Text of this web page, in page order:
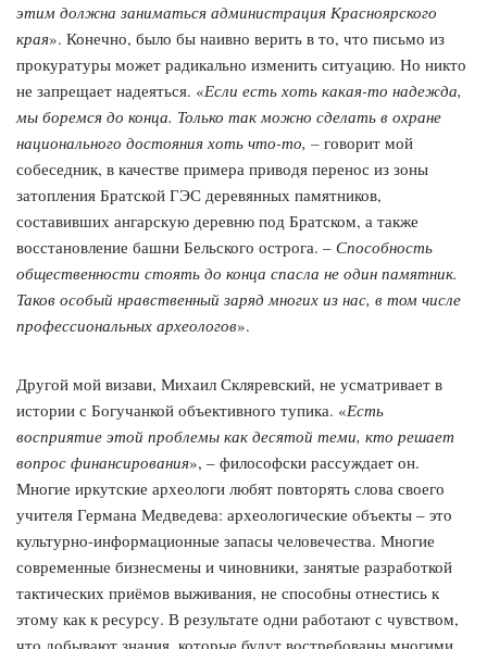
этим должна заниматься администрация Красноярского
края». Конечно, было бы наивно верить в то, что письмо из
прокуратуры может радикально изменить ситуацию. Но никто
не запрещает надеяться. «Если есть хоть какая-то надежда,
мы боремся до конца. Только так можно сделать в охране
национального достояния хоть что-то, – говорит мой
собеседник, в качестве примера приводя перенос из зоны
затопления Братской ГЭС деревянных памятников,
составивших ангарскую деревню под Братском, а также
восстановление башни Бельского острога. – Способность
общественности стоять до конца спасла не один памятник.
Таков особый нравственный заряд многих из нас, в том числе
профессиональных археологов».
Другой мой визави, Михаил Скляревский, не усматривает в
истории с Богучанкой объективного тупика. «Есть
восприятие этой проблемы как десятой теми, кто решает
вопрос финансирования», – философски рассуждает он.
Многие иркутские археологи любят повторять слова своего
учителя Германа Медведева: археологические объекты – это
культурно-информационные запасы человечества. Многие
современные бизнесмены и чиновники, занятые разработкой
тактических приёмов выживания, не способны отнестись к
этому как к ресурсу. В результате одни работают с чувством,